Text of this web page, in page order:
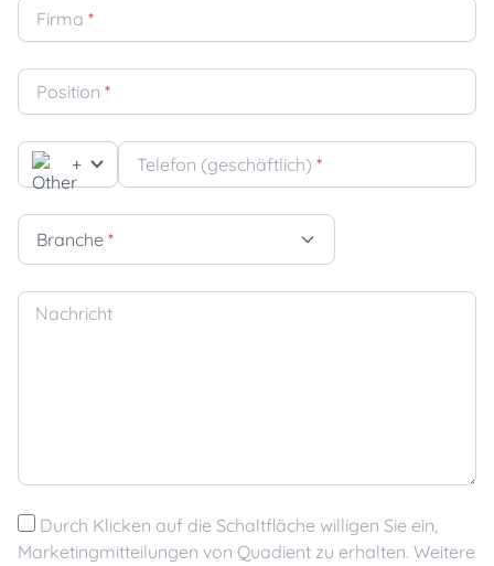
Firma *
Position *
+ Telefon (geschäftlich) *
Branche *
Nachricht
Durch Klicken auf die Schaltfläche willigen Sie ein,
Marketingmitteilungen von Quadient zu erhalten. Weitere